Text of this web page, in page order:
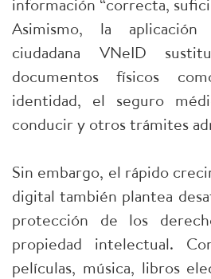
Asimismo, la
ciudadana VNeID
documentos físicos
identidad, el seguro
conducir y otros trámites
Sin embargo, el rápido
digital también plantea
protección de los
propiedad intelectual.
películas, música, libros